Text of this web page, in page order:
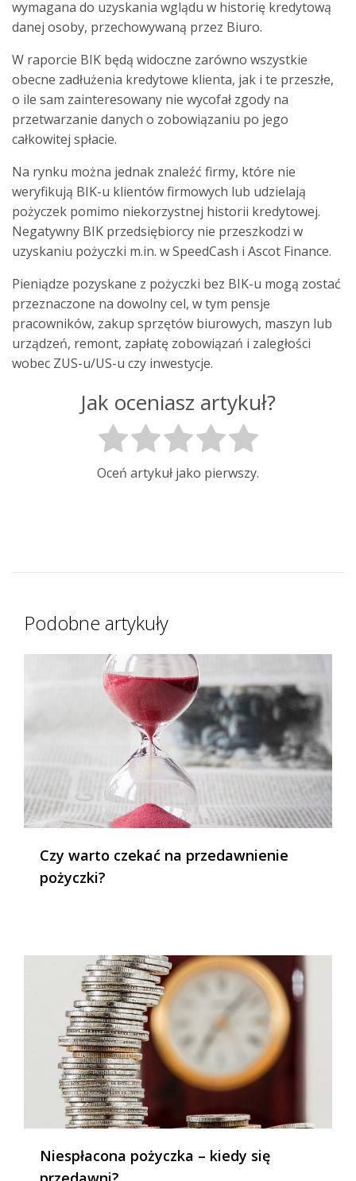
wymagana do uzyskania wglądu w historię kredytową
danej osoby, przechowywaną przez Biuro.
W raporcie BIK będą widoczne zarówno wszystkie
obecne zadłużenia kredytowe klienta, jak i te przeszłe,
o ile sam zainteresowany nie wycofał zgody na
przetwarzanie danych o zobowiązaniu po jego
całkowitej spłacie.
Na rynku można jednak znaleźć firmy, które nie
weryfikują BIK-u klientów firmowych lub udzielają
pożyczek pomimo niekorzystnej historii kredytowej.
Negatywny BIK przedsiębiorcy nie przeszkodzi w
uzyskaniu pożyczki m.in. w SpeedCash i Ascot Finance.
Pieniądze pozyskane z pożyczki bez BIK-u mogą zostać
przeznaczone na dowolny cel, w tym pensje
pracowników, zakup sprzętów biurowych, maszyn lub
urządzeń, remont, zapłatę zobowiązań i zaległości
wobec ZUS-u/US-u czy inwestycje.
Jak oceniasz artykuł?
Oceń artykuł jako pierwszy.
Podobne artykuły
Czy warto czekać na przedawnienie
pożyczki?
Niespłacona pożyczka – kiedy się